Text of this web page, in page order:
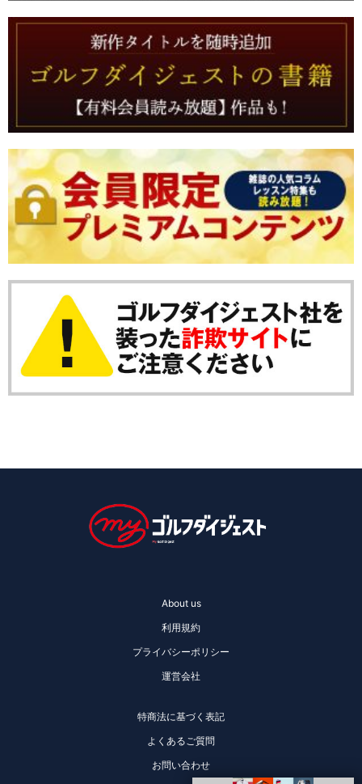
About us
利用規約
プライバシーポリシー
運営会社
特商法に基づく表記
よくあるご質問
お問い合わせ